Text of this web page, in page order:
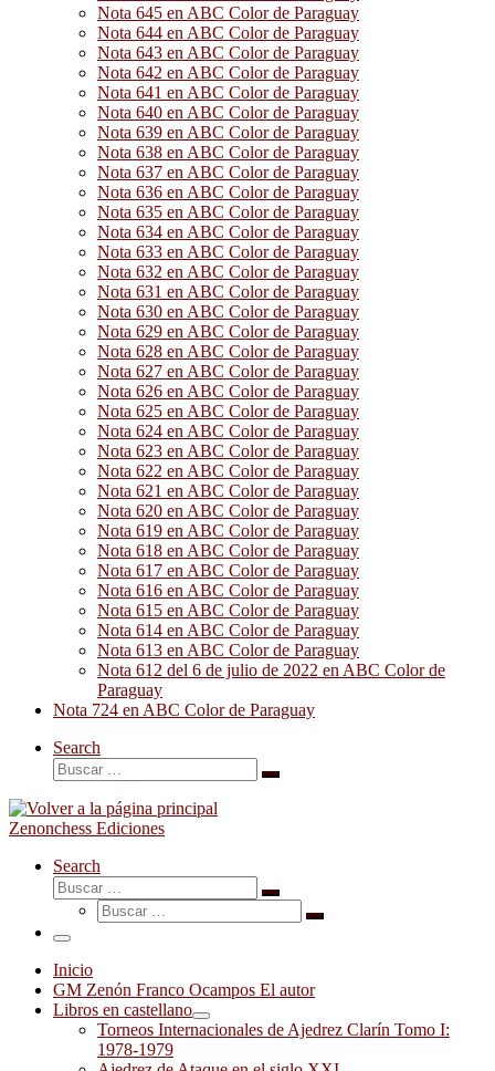
Nota 645 en ABC Color de Paraguay
Nota 644 en ABC Color de Paraguay
Nota 643 en ABC Color de Paraguay
Nota 642 en ABC Color de Paraguay
Nota 641 en ABC Color de Paraguay
Nota 640 en ABC Color de Paraguay
Nota 639 en ABC Color de Paraguay
Nota 638 en ABC Color de Paraguay
Nota 637 en ABC Color de Paraguay
Nota 636 en ABC Color de Paraguay
Nota 635 en ABC Color de Paraguay
Nota 634 en ABC Color de Paraguay
Nota 633 en ABC Color de Paraguay
Nota 632 en ABC Color de Paraguay
Nota 631 en ABC Color de Paraguay
Nota 630 en ABC Color de Paraguay
Nota 629 en ABC Color de Paraguay
Nota 628 en ABC Color de Paraguay
Nota 627 en ABC Color de Paraguay
Nota 626 en ABC Color de Paraguay
Nota 625 en ABC Color de Paraguay
Nota 624 en ABC Color de Paraguay
Nota 623 en ABC Color de Paraguay
Nota 622 en ABC Color de Paraguay
Nota 621 en ABC Color de Paraguay
Nota 620 en ABC Color de Paraguay
Nota 619 en ABC Color de Paraguay
Nota 618 en ABC Color de Paraguay
Nota 617 en ABC Color de Paraguay
Nota 616 en ABC Color de Paraguay
Nota 615 en ABC Color de Paraguay
Nota 614 en ABC Color de Paraguay
Nota 613 en ABC Color de Paraguay
Nota 612 del 6 de julio de 2022 en ABC Color de
Paraguay
Nota 724 en ABC Color de Paraguay
Search
Buscar
Buscar
Zenonchess Ediciones
Search
Buscar
Buscar
Buscar
Buscar
Menú
Inicio
GM Zenón Franco Ocampos El autor
Libros en castellano
Torneos Internacionales de Ajedrez Clarín Tomo I:
1978-1979